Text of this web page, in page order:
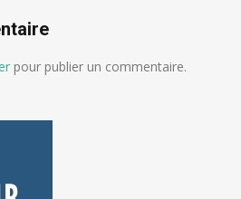
pour publier un commentaire.